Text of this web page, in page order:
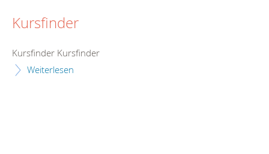
Kursfinder
Kursfinder Kursfinder
Weiterlesen